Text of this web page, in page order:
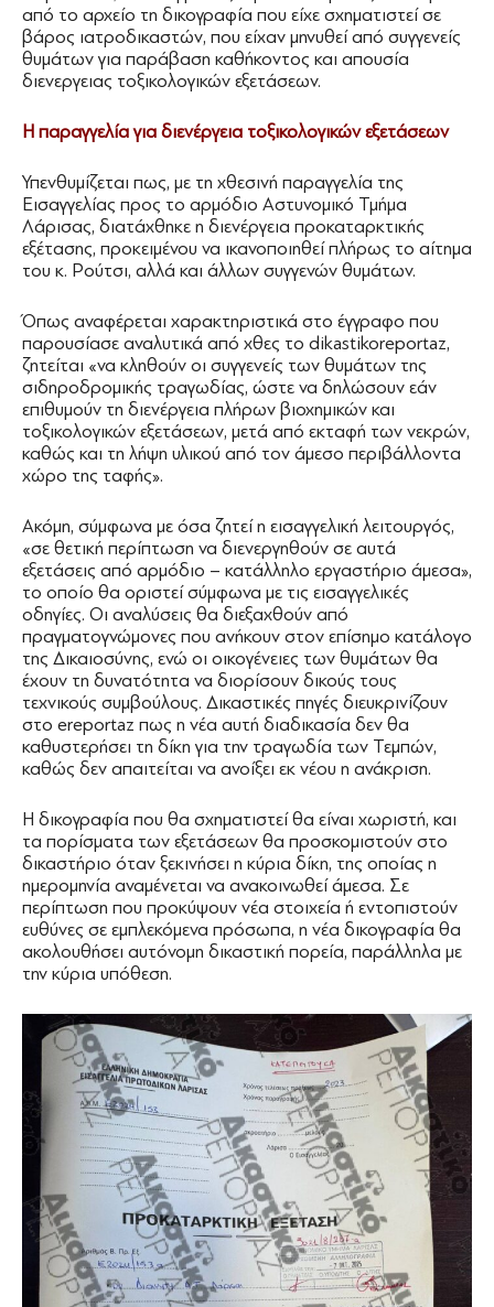
από το αρχείο τη δικογραφία που είχε σχηματιστεί σε
βάρος ιατροδικαστών, που είχαν μηνυθεί από συγγενείς
θυμάτων για παράβαση καθήκοντος και απουσία
διενεργειας τοξικολογικών εξετάσεων.
Η παραγγελία για διενέργεια τοξικολογικών εξετάσεων
Υπενθυμίζεται πως, με τη χθεσινή παραγγελία της
Εισαγγελίας προς το αρμόδιο Αστυνομικό Τμήμα
Λάρισας, διατάχθηκε η διενέργεια προκαταρκτικής
εξέτασης, προκειμένου να ικανοποιηθεί πλήρως το αίτημα
του κ. Ρούτσι, αλλά και άλλων συγγενών θυμάτων.
Όπως αναφέρεται χαρακτηριστικά στο έγγραφο που
παρουσίασε αναλυτικά από χθες το dikastikoreportaz,
ζητείται «να κληθούν οι συγγενείς των θυμάτων της
σιδηροδρομικής τραγωδίας, ώστε να δηλώσουν εάν
επιθυμούν τη διενέργεια πλήρων βιοχημικών και
τοξικολογικών εξετάσεων, μετά από εκταφή των νεκρών,
καθώς και τη λήψη υλικού από τον άμεσο περιβάλλοντα
χώρο της ταφής».
Ακόμη, σύμφωνα με όσα ζητεί η εισαγγελική λειτουργός,
«σε θετική περίπτωση να διενεργηθούν σε αυτά
εξετάσεις από αρμόδιο – κατάλληλο εργαστήριο άμεσα»,
το οποίο θα οριστεί σύμφωνα με τις εισαγγελικές
οδηγίες. Οι αναλύσεις θα διεξαχθούν από
πραγματογνώμονες που ανήκουν στον επίσημο κατάλογο
της Δικαιοσύνης, ενώ οι οικογένειες των θυμάτων θα
έχουν τη δυνατότητα να διορίσουν δικούς τους
τεχνικούς συμβούλους. Δικαστικές πηγές διευκρινίζουν
στο ereportaz πως η νέα αυτή διαδικασία δεν θα
καθυστερήσει τη δίκη για την τραγωδία των Τεμπών,
καθώς δεν απαιτείται να ανοίξει εκ νέου η ανάκριση.
Η δικογραφία που θα σχηματιστεί θα είναι χωριστή, και
τα πορίσματα των εξετάσεων θα προσκομιστούν στο
δικαστήριο όταν ξεκινήσει η κύρια δίκη, της οποίας η
ημερομηνία αναμένεται να ανακοινωθεί άμεσα. Σε
περίπτωση που προκύψουν νέα στοιχεία ή εντοπιστούν
ευθύνες σε εμπλεκόμενα πρόσωπα, η νέα δικογραφία θα
ακολουθήσει αυτόνομη δικαστική πορεία, παράλληλα με
την κύρια υπόθεση.